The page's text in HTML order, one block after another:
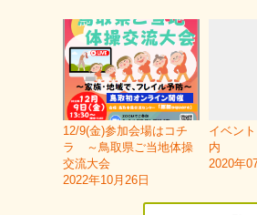
12/9(金)参加会場はコチ
ラ ～鳥取県ご当地体操
交流大会
2022年10月26日
イベン
内
2020年